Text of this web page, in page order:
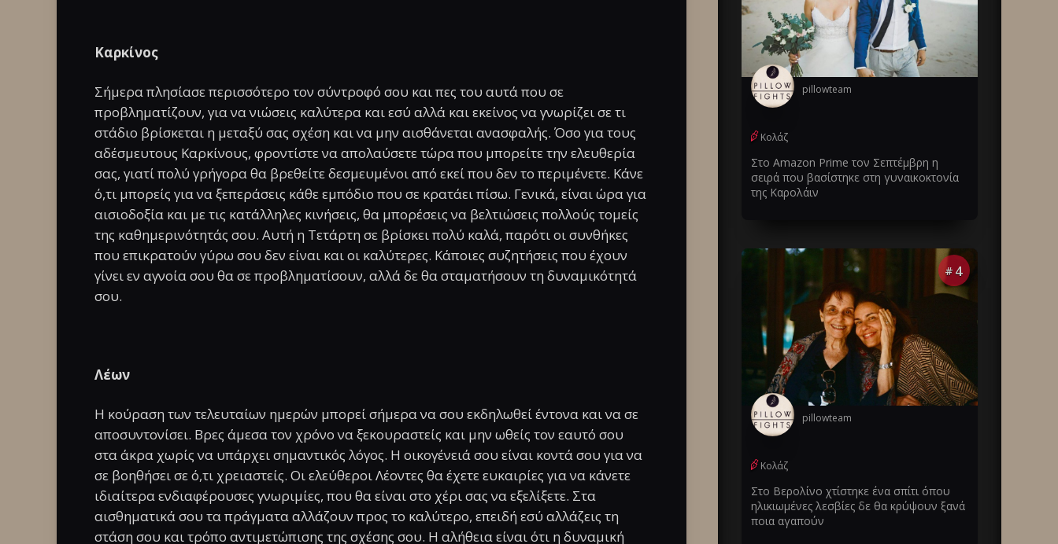
Καρκίνος
Σήμερα πλησίασε περισσότερο τον σύντροφό σου και πες του αυτά που σε
προβληματίζουν, για να νιώσεις καλύτερα και εσύ αλλά και εκείνος να γνωρίζει σε τι
στάδιο βρίσκεται η μεταξύ σας σχέση και να μην αισθάνεται ανασφαλής. Όσο για τους
αδέσμευτους Καρκίνους, φροντίστε να απολαύσετε τώρα που μπορείτε την ελευθερία
σας, γιατί πολύ γρήγορα θα βρεθείτε δεσμευμένοι από εκεί που δεν το περιμένετε. Κάνε
ό,τι μπορείς για να ξεπεράσεις κάθε εμπόδιο που σε κρατάει πίσω. Γενικά, είναι ώρα για
αισιοδοξία και με τις κατάλληλες κινήσεις, θα μπορέσεις να βελτιώσεις πολλούς τομείς
της καθημερινότητάς σου. Αυτή η Τετάρτη σε βρίσκει πολύ καλά, παρότι οι συνθήκες
που επικρατούν γύρω σου δεν είναι και οι καλύτερες. Κάποιες συζητήσεις που έχουν
γίνει εν αγνοία σου θα σε προβληματίσουν, αλλά δε θα σταματήσουν τη δυναμικότητά
σου.
Λέων
Η κούραση των τελευταίων ημερών μπορεί σήμερα να σου εκδηλωθεί έντονα και να σε
αποσυντονίσει. Βρες άμεσα τον χρόνο να ξεκουραστείς και μην ωθείς τον εαυτό σου
στα άκρα χωρίς να υπάρχει σημαντικός λόγος. Η οικογένειά σου είναι κοντά σου για να
σε βοηθήσει σε ό,τι χρειαστείς. Οι ελεύθεροι Λέοντες θα έχετε ευκαιρίες για να κάνετε
ιδιαίτερα ενδιαφέρουσες γνωριμίες, που θα είναι στο χέρι σας να εξελίξετε. Στα
αισθηματικά σου τα πράγματα αλλάζουν προς το καλύτερο, επειδή εσύ αλλάζεις τη
στάση σου και τρόπο αντιμετώπισης της σχέσης σου. Η αλήθεια είναι ότι η δυναμική
pillowteam
Κολάζ
Στο Amazon Prime τον Σεπτέμβρη η
σειρά που βασίστηκε στη γυναικοκτονία
της Καρολάιν
# 4
pillowteam
Κολάζ
Στο Βερολίνο χτίστηκε ένα σπίτι όπου
ηλικιωμένες λεσβίες δε θα κρύψουν ξανά
ποια αγαπούν